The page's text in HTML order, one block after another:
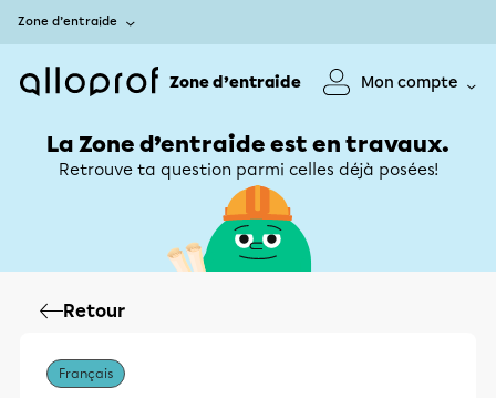
Zone d’entraide
Zone d’entraide Mon compte
La Zone d’entraide est en travaux.
Retrouve ta question parmi celles déjà posées!
Retour
Français